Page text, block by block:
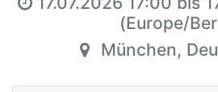
(Europe/
München,